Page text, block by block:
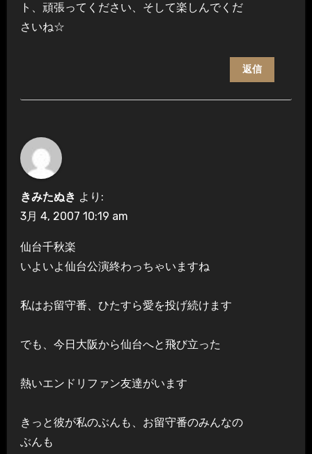
ト、頑張ってください、そして楽しんでくだ
さいね☆
返信
きみたぬき より:
3月 4, 2007 10:19 am
仙台千秋楽
いよいよ仙台公演終わっちゃいますね
私はお留守番、ひたすら愛を投げ続けます
でも、今日大阪から仙台へと飛び立った
熱いエンドリファン友達がいます
きっと彼が私のぶんも、お留守番のみんなの
ぶんも